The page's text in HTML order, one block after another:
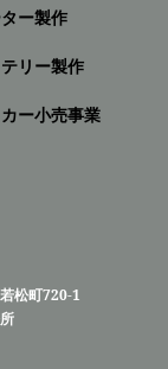
ー製作
リー製作
ー小売事業
松町720-1